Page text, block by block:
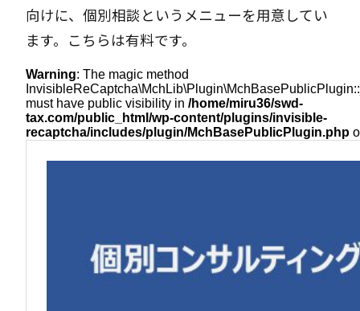
向けに、個別相談というメニューを用意してい
ます。こちらは有料です。